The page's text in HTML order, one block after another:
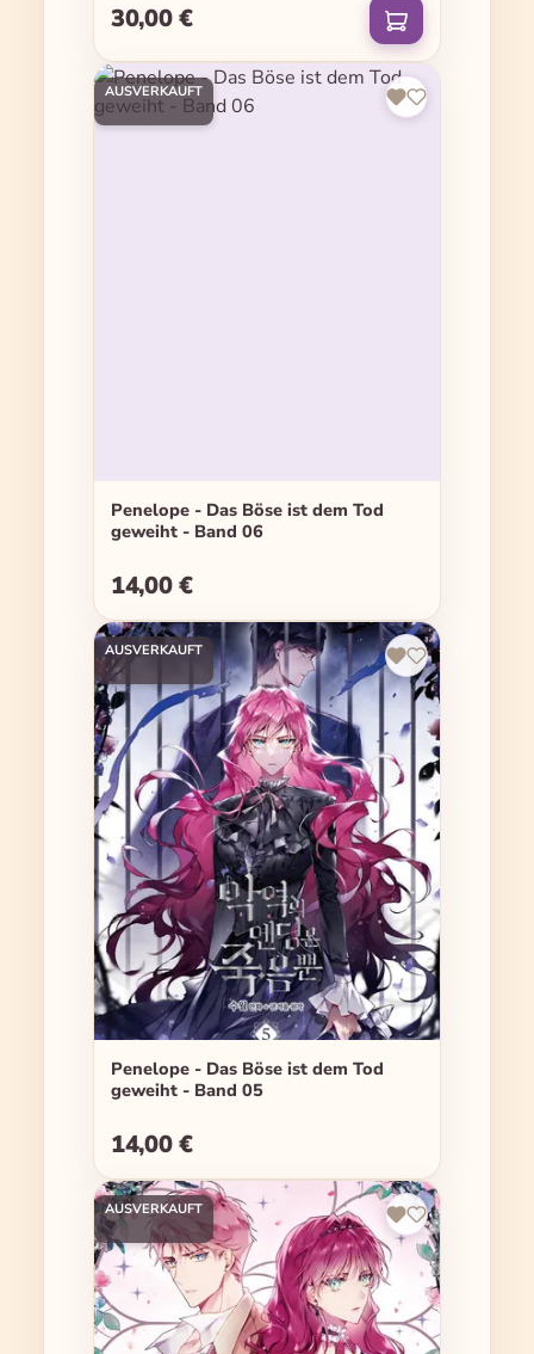
Regulärer Preis:
30,00 €
AUSVERKAUFT
Penelope - Das Böse ist dem Tod
geweiht - Band 06
Regulärer Preis:
14,00 €
AUSVERKAUFT
Penelope - Das Böse ist dem Tod
geweiht - Band 05
Regulärer Preis:
14,00 €
AUSVERKAUFT